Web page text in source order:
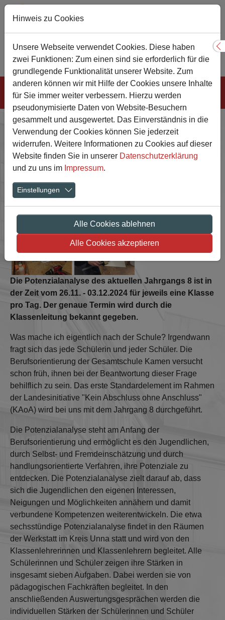
Zum Hauptinhalt springen
Sie sind hier:
Gesamtschule Menschen
Kollegium
Studien- und Berufswahlorientierung
Potenzialanalyse Jg. 8
Potenzialanalyse im 8.
Jahrgang
Show larger version
Show larger versionShow larger version
Die Potenzialanalyse des aktuellen Jahrgangs 8 ist in
der Zeit vom 26.11. - 03.12.2024 für jeweils eine Klasse
pro Tag. Der genaue Termin wird durch die
Klassenleitung bekannt gegeben.
Was mache ich eigentlich nach der Schule? Irgendwann
fragt sich das jede Schülerin und jeder Schüler. Die
Berufsorientierung der Gesamtschule Kamen versucht
schon früh, ihnen bei der Beantwortung dieser Frage
behilflich zu sein. Das erste Standardelement im Rahmen
der Landesinitiative "Kein Abschluss ohne Anschluss"
(KAoA) wird bei uns mit dem Jahrgang 8 durchgeführt.
Die Potenzialanalyse steht am Anfang der
Berufsorientierung und ermöglicht es den Jugendlichen,
durch Selbst‐ und Fremdeinschätzung und durch
handlungsorientierte Verfahren, ihre Potenziale zu
entdecken. Die Potenzialanalyse zielt darauf ab, dass
sich die Jugendlichen den eigenen Interessen,
Neigungen und Möglichkeiten annähern und damit
verbundene Kompetenzen weiterentwickeln. Die etwa
sechsstündige Potenzialanalyse findet in den Räumen
der Werkstatt im Kreis Unna statt und wird von den
Klassenlehrerinnen und Klassenlehrern begleitet. Alle
Schülerinnen und Schüler zeigen ihre Stärken in
insgesamt sieben Aufgaben. Dabei werden sie von
pädagogischen Fachkräften begleitet. In den
anschließenden Auswertungsgesprächen werden die
individuellen Stärken der Schülerinnen und Schüler
Hinweis zu Cookies
Unsere Webseite verwendet Cookies. Diese haben
zwei Funktionen: Zum einen sind sie erforderlich für die
grundlegende Funktionalität unserer Website. Zum
anderen können wir mit Hilfe der Cookies unsere Inhalte
für Sie immer weiter verbessern. Hierzu werden
pseudonymisierte Daten von Website-Besuchern
gesammelt und ausgewertet. Das Einverständnis in die
Verwendung der Cookies können Sie jederzeit
widerrufen. Weitere Informationen zu Cookies auf dieser
Website finden Sie in unserer Datenschutzerklärung
und zu uns im Impressum.
Einstellungen
Alle Cookies ablehnen
Alle Cookies akzeptieren